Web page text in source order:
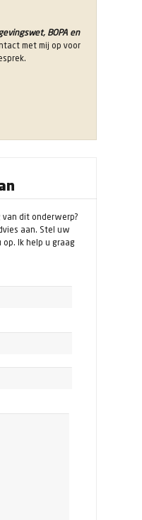
BOPA en
met mij op voor
dit onderwerp?
aan. Stel uw
Ik help u graag